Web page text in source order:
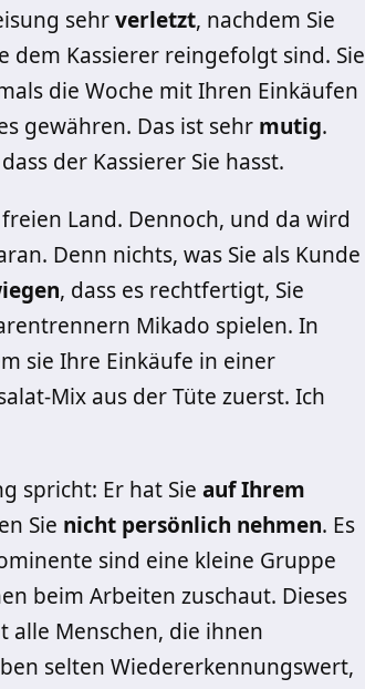
sehrverletzt, nachdem Sie
dem Kassierer reingefolgt sind. Sie
die Woche mit Ihren Einkäufen
gewähren. Das ist sehr mutig.
der Kassierer Sie hasst.
Land. Dennoch, und da wird
Denn nichts, was Sie als Kunde
, dass es rechtfertigt, Sie
Mikado spielen. In
sie Ihre Einkäufe in einer
Mix aus der Tüte zuerst. Ich
spricht: Er hat Sie auf Ihrem
Sie nicht persönlich nehmen. Es
sind eine kleine Gruppe
beim Arbeiten zuschaut. Dieses
alle Menschen, die ihnen
selten Wiedererkennungswert,